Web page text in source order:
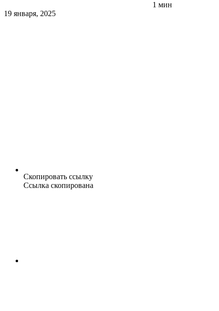
1 мин
19 января, 2025
Скопировать ссылку
Ссылка скопирована